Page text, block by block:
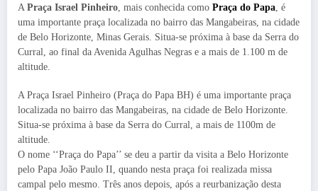
A Praça Israel Pinheiro , mais conhecida como Praça do Papa , é
uma importante praça localizada no bairro das Mangabeiras, na cidade
de Belo Horizonte, Minas Gerais. Situa-se próxima à base da Serra do
Curral, ao final da Avenida Agulhas Negras e a mais de 1.100 m de
altitude.
A Praça Israel Pinheiro (Praça do Papa BH) é uma importante praça
localizada no bairro das Mangabeiras, na cidade de Belo Horizonte.
Situa-se próxima à base da Serra do Curral, a mais de 1100m de
altitude.
O nome ‘‘Praça do Papa’’ se deu a partir da visita a Belo Horizonte
pelo Papa João Paulo II, quando nesta praça foi realizada missa
campal pelo mesmo. Três anos depois, após a reurbanização desta